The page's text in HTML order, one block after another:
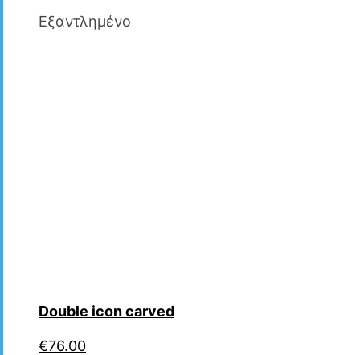
Εξαντλημένο
Double icon carved
€76.00